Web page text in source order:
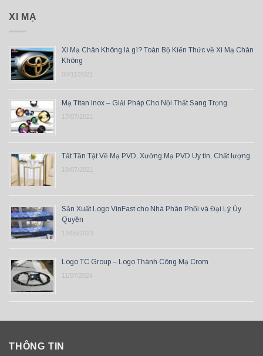
XI MẠ
Xi Mạ Chân Không là gì? Toàn Bộ Kiến Thức về Xi Mạ Chân
Không
08/11/2021
Mạ Titan Inox – Giải Pháp Cho Nội Thất Sang Trọng
17/07/2021
Tất Tần Tật Về Mạ PVD, Xưởng Mạ PVD Uy tín, Chất lượng
18/07/2021
Sản Xuất Logo VinFast cho Nhà Phân Phối và Đại Lý Ủy
Quyền
12/05/2023
Logo TC Group – Logo Thành Công Mạ Crom
11/07/2024
THÔNG TIN